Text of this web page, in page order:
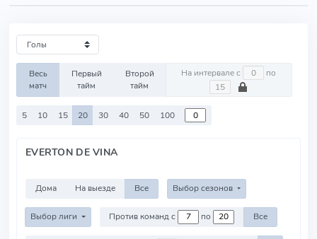
Весь
матч
Первый
тайм
Второй
тайм
На интервале с по
5 10 15 20 30 40 50 100
EVERTON DE VINA
Дома На выезде Все Выбор сезонов
Выбор лиги Против команд с по Все